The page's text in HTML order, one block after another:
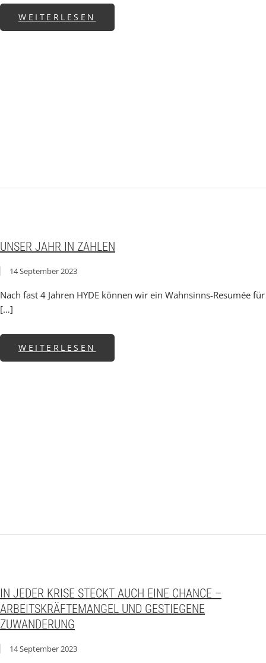
WEITERLESEN
UNSER JAHR IN ZAHLEN
14 September 2023
Nach fast 4 Jahren HYDE können wir ein Wahnsinns-Resumée für
[…]
WEITERLESEN
IN JEDER KRISE STECKT AUCH EINE CHANCE –
ARBEITSKRÄFTEMANGEL UND GESTIEGENE
ZUWANDERUNG
14 September 2023